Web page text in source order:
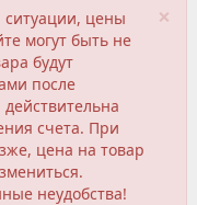
×
цены
могут быть не
будут
после
счета. При
цена на товар
неудобства!